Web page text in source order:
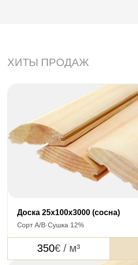
ХИТЫ ПРОДАЖ
Доска 25x100x3000 (сосна)
Сорт А/В·Сушка 12%
350€ / м³